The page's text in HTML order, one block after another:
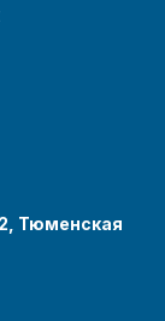
Тюменская